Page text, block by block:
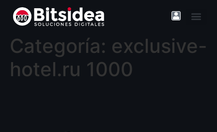
contenido
Categoría: exclusive-
hotel.ru 1000